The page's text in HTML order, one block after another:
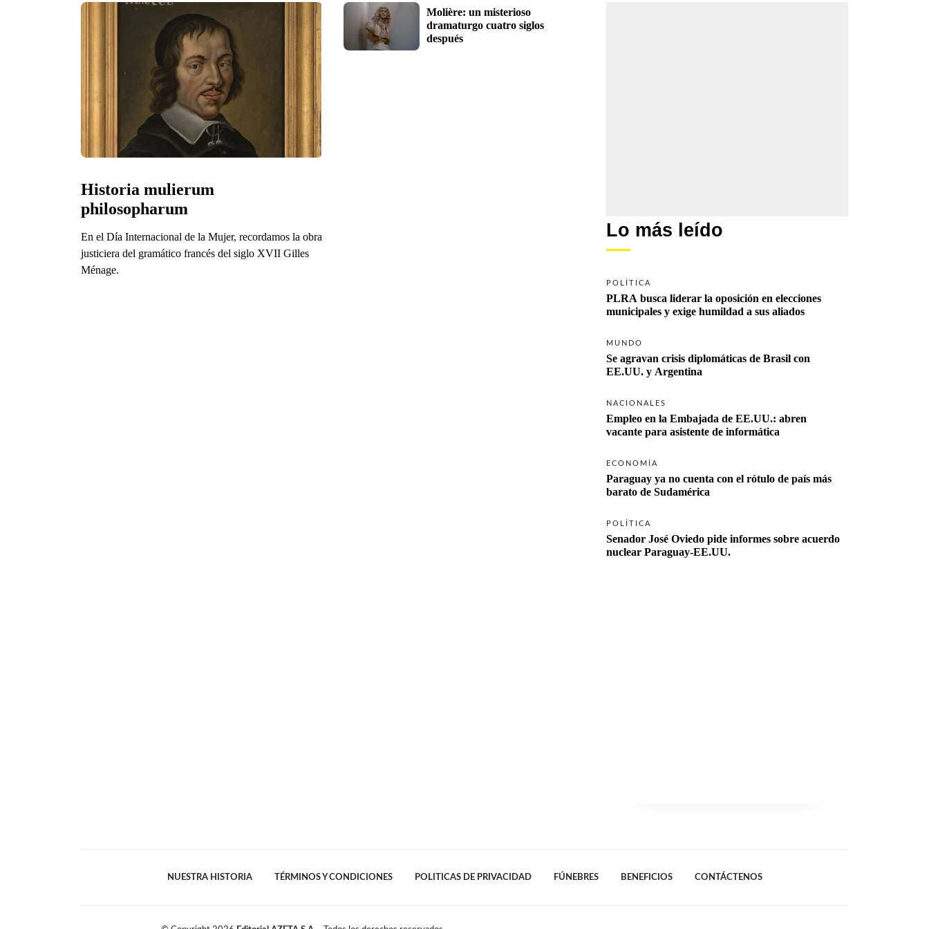
Historia mulierum
philosopharum
En el Día Internacional de la Mujer, recordamos la obra
justiciera del gramático francés del siglo XVII Gilles
Ménage.
Molière: un misterioso
dramaturgo cuatro siglos
después
Lo más leído
POLÍTICA
PLRA busca liderar la oposición en elecciones
municipales y exige humildad a sus aliados
MUNDO
Se agravan crisis diplomáticas de Brasil con
EE.UU. y Argentina
NACIONALES
Empleo en la Embajada de EE.UU.: abren
vacante para asistente de informática
ECONOMÍA
Paraguay ya no cuenta con el rótulo de país más
barato de Sudamérica
POLÍTICA
Senador José Oviedo pide informes sobre acuerdo
nuclear Paraguay-EE.UU.
NUESTRA HISTORIA TÉRMINOS Y CONDICIONES POLITICAS DE PRIVACIDAD FÚNEBRES BENEFICIOS CONTÁCTENOS